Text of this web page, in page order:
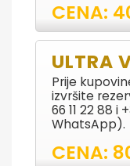
CENA:
ULTRA
Prije
izvršite
66 11 22 88 i
WhatsApp).
CENA: